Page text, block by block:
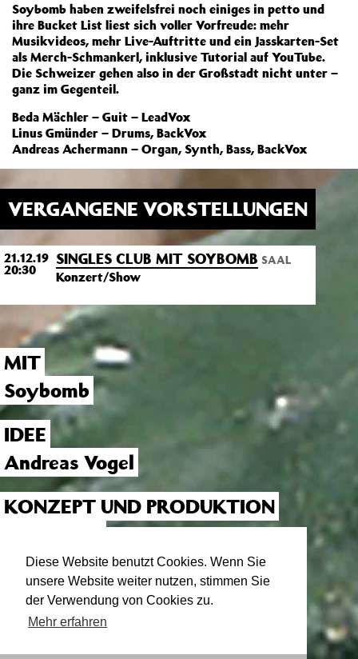
Diese Website benutzt Cookies. Wenn Sie
unsere Website weiter nutzen, stimmen Sie
der Verwendung von Cookies zu.
Mehr erfahren
Soybomb haben zweifelsfrei noch einiges in petto und
ihre Bucket List liest sich voller Vorfreude: mehr
Musikvideos, mehr Live-Auftritte und ein Jasskarten-Set
als Merch-Schmankerl, inklusive Tutorial auf YouTube.
Die Schweizer gehen also in der Großstadt nicht unter –
ganz im Gegenteil.
Beda Mächler – Guit – LeadVox
Linus Gmünder – Drums, BackVox
Andreas Achermann – Organ, Synth, Bass, BackVox
VERGANGENE VORSTELLUNGEN
21.12.19
20:30
SINGLES CLUB MIT SOYBOMB SAAL
Konzert/Show
MIT
Soybomb
IDEE
Andreas Vogel
KONZEPT UND PRODUKTION
Aliki Schäfer
Andreas Vogel